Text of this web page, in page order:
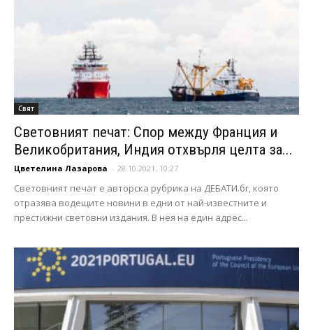
Свят
Световният печат: Спор между Франция и
Великобритания, Индия отхвърля целта за...
Цветелина Лазарова - 28.10.2021, 10:27
Световният печат е авторска рубрика на ДЕБАТИ.бг, която
отразява водещите новини в едни от най-известните и
престижни световни издания. В нея на един адрес...